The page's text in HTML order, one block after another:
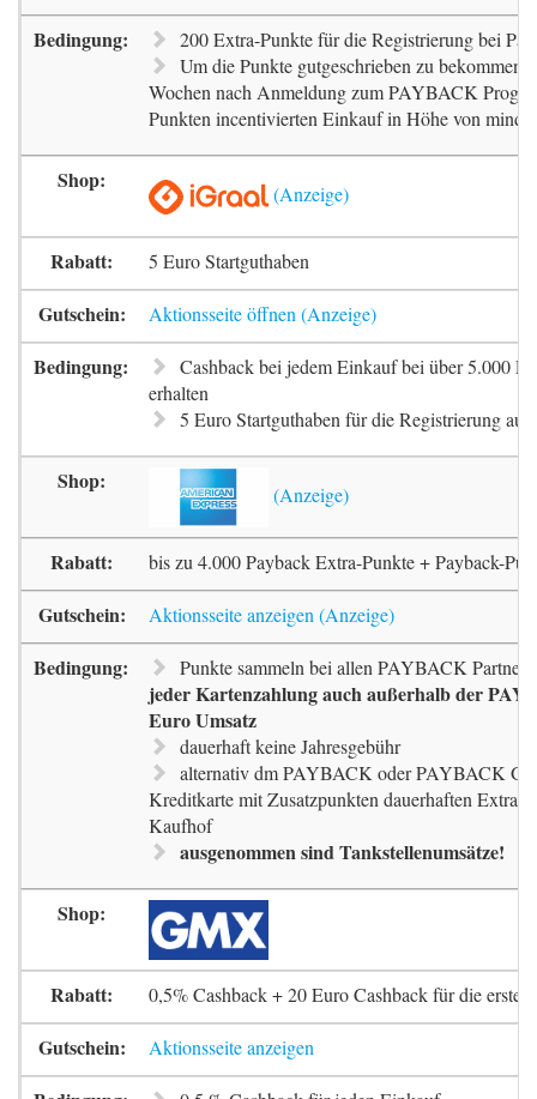
200 Extra-Punkte für die Registrierung bei
Um die Punkte gutgeschrieben zu bekommen,
Wochen nach Anmeldung zum PAYBACK
Punkten incentivierten Einkauf in Höhe von
5 Euro Startguthaben
Aktionsseite öffnen
Cashback bei jedem Einkauf bei über 5.000
erhalten
5 Euro Startguthaben für die Registrierung
bis zu 4.000 Payback Extra-Punkte + Payback-
Aktionsseite anzeigen
Punkte sammeln bei allen PAYBACK
jeder Kartenzahlung auch außerhalb der
Euro Umsatz
dauerhaft keine Jahresgebühr
alternativ dm PAYBACK oder PAYBACK
Kreditkarte mit Zusatzpunkten dauerhaften Extra-
Kaufhof
ausgenommen sind Tankstellenumsätze!
0,5% Cashback + 20 Euro Cashback für die erste
Aktionsseite anzeigen